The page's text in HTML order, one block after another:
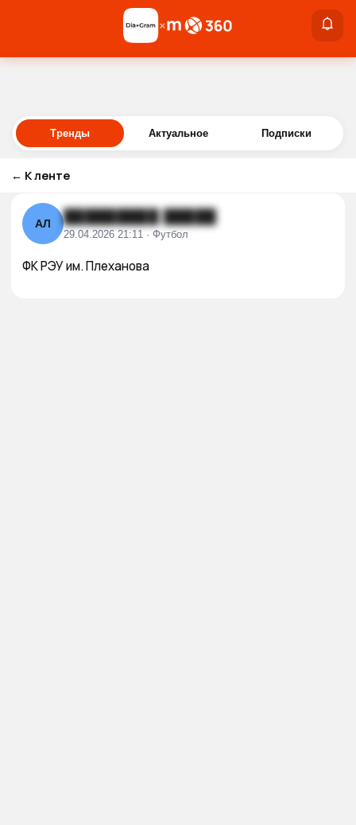
Войти
×
Тренды Актуальное Подписки
← К ленте
АЛ █████████ █████
29.04.2026 21:11 · Футбол
ФК РЭУ им. Плеханова